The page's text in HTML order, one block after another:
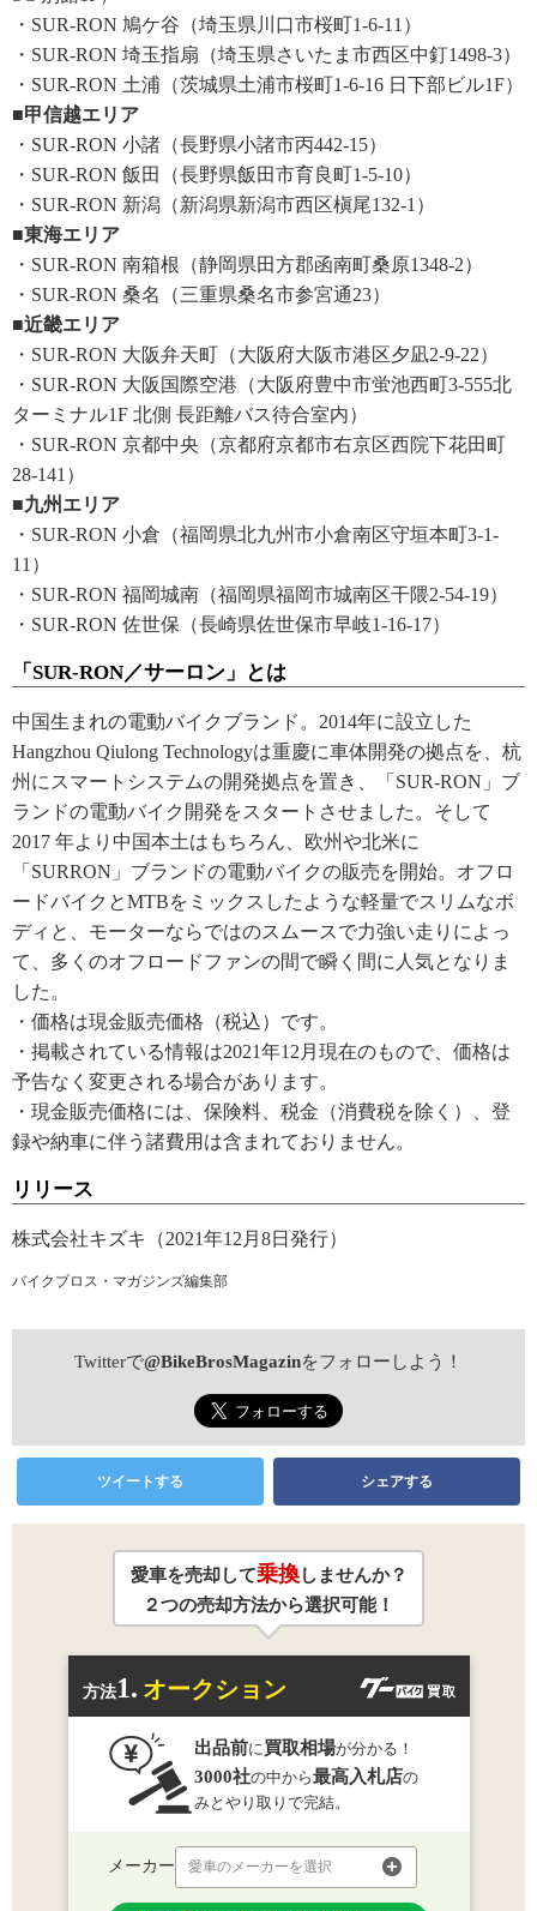
・SUR-RON 鳩ケ谷（埼玉県川口市桜町1-6-11）
・SUR-RON 埼玉指扇（埼玉県さいたま市西区中釘1498-3）
・SUR-RON 土浦（茨城県土浦市桜町1-6-16 日下部ビル1F）
■甲信越エリア
・SUR-RON 小諸（長野県小諸市丙442-15）
・SUR-RON 飯田（長野県飯田市育良町1-5-10）
・SUR-RON 新潟（新潟県新潟市西区槇尾132-1）
■東海エリア
・SUR-RON 南箱根（静岡県田方郡函南町桑原1348-2）
・SUR-RON 桑名（三重県桑名市参宮通23）
■近畿エリア
・SUR-RON 大阪弁天町（大阪府大阪市港区夕凪2-9-22）
・SUR-RON 大阪国際空港（大阪府豊中市蛍池西町3-555北
ターミナル1F 北側 長距離バス待合室内）
・SUR-RON 京都中央（京都府京都市右京区西院下花田町
28-141）
■九州エリア
・SUR-RON 小倉（福岡県北九州市小倉南区守垣本町3-1-
11）
・SUR-RON 福岡城南（福岡県福岡市城南区干隈2-54-19）
・SUR-RON 佐世保（長崎県佐世保市早岐1-16-17）
「SUR-RON／サーロン」とは
中国生まれの電動バイクブランド。2014年に設立した
Hangzhou Qiulong Technologyは重慶に車体開発の拠点を、杭
州にスマートシステムの開発拠点を置き、「SUR-RON」ブ
ランドの電動バイク開発をスタートさせました。そして
2017 年より中国本土はもちろん、欧州や北米に
「SURRON」ブランドの電動バイクの販売を開始。オフロ
ードバイクとMTBをミックスしたような軽量でスリムなボ
ディと、モーターならではのスムースで力強い走りによっ
て、多くのオフロードファンの間で瞬く間に人気となりま
した。
・価格は現金販売価格（税込）です。
・掲載されている情報は2021年12月現在のもので、価格は
予告なく変更される場合があります。
・現金販売価格には、保険料、税金（消費税を除く）、登
録や納車に伴う諸費用は含まれておりません。
リリース
株式会社キズキ（2021年12月8日発行）
バイクブロス・マガジンズ編集部
Twitterで@BikeBrosMagazinをフォローしよう！
ツイートする シェアする
愛車を売却して乗換しませんか？
２つの売却方法から選択可能！
方法1. オークション
出品前に 買取相場が分かる！
3000社の中から最高入札店の
みとやり取りで完結。
メーカー 愛車のメーカーを選択